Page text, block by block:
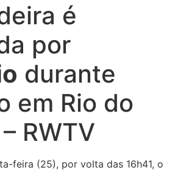
é
por
durante
em Rio do
RWTV
feira (25), por volta das 16h41, o